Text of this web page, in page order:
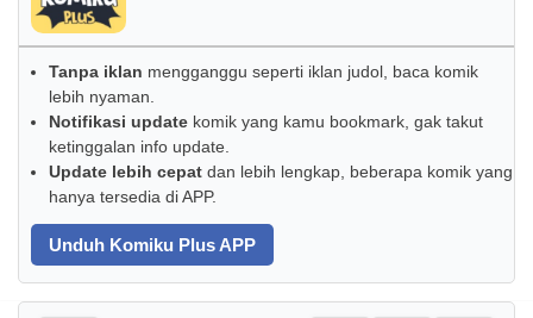
Tanpa iklan mengganggu seperti iklan judol, baca komik
lebih nyaman.
Notifikasi update komik yang kamu bookmark, gak takut
ketinggalan info update.
Update lebih cepat dan lebih lengkap, beberapa komik yang
hanya tersedia di APP.
Unduh Komiku Plus APP